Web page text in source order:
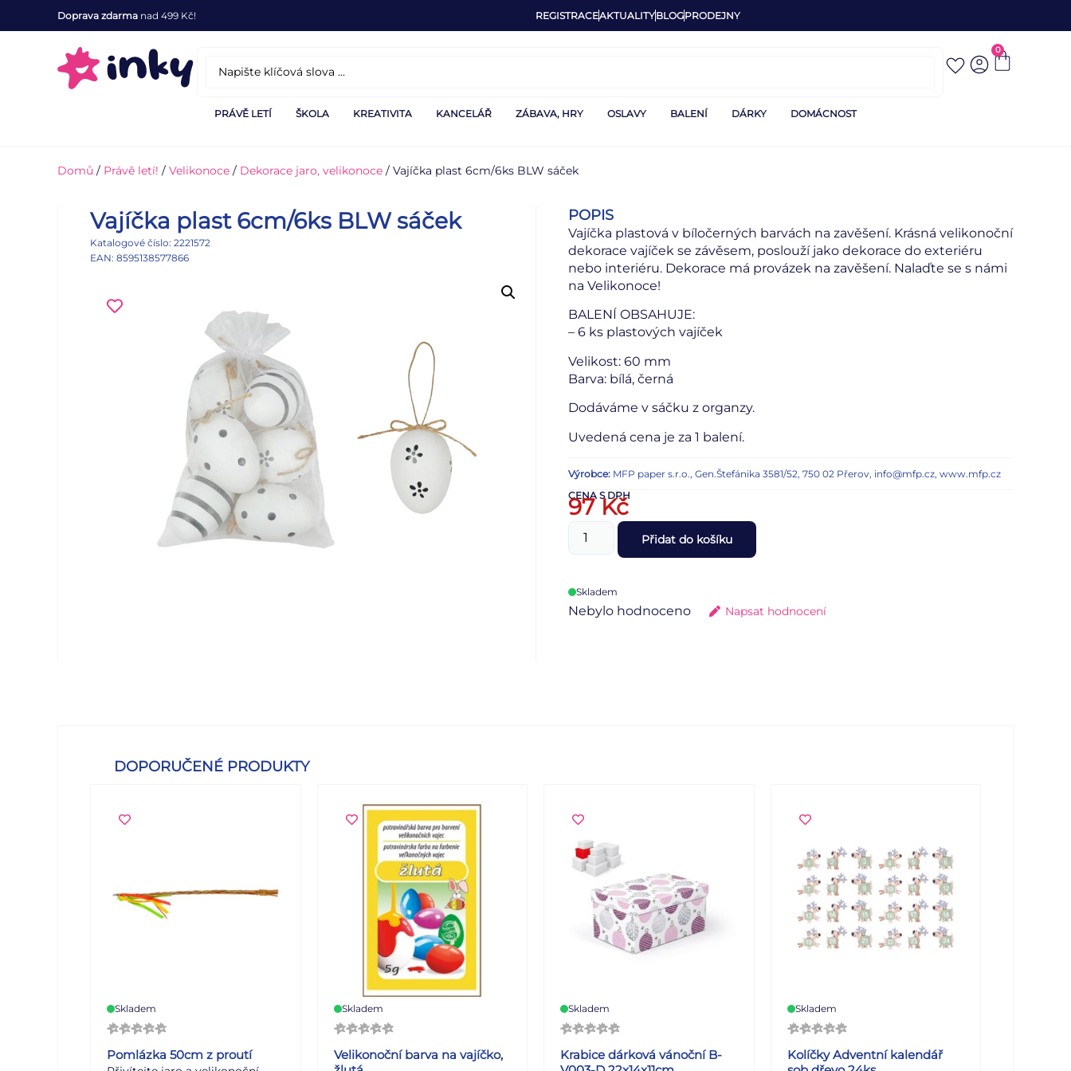
Doprava zdarma nad 499 Kč! REGISTRACEAKTUALITYBLOGPRODEJNY
0
PRÁVĚ LETÍ ŠKOLA KREATIVITA KANCELÁŘ ZÁBAVA, HRY OSLAVY BALENÍ DÁRKY DOMÁCNOST
Domů / Právě letí! / Velikonoce / Dekorace jaro, velikonoce / Vajíčka plast 6cm/6ks BLW sáček
Vajíčka plast 6cm/6ks BLW sáček
Katalogové číslo: 2221572
EAN: 8595138577866
POPIS
Vajíčka plastová v bíločerných barvách na zavěšení. Krásná velikonoční
dekorace vajíček se závěsem, poslouží jako dekorace do exteriéru
nebo interiéru. Dekorace má provázek na zavěšení. Nalaďte se s námi
na Velikonoce!
BALENÍ OBSAHUJE:
– 6 ks plastových vajíček
Velikost: 60 mm
Barva: bílá, černá
Dodáváme v sáčku z organzy.
Uvedená cena je za 1 balení.
Výrobce: MFP paper s.r.o., Gen.Štefánika 3581/52, 750 02 Přerov, info@mfp.cz, www.mfp.cz
CENA S DPH
97Kč
Přidat do košíku
Skladem
Nebylo hodnoceno Napsat hodnocení
DOPORUČENÉ PRODUKTY
Skladem
Pomlázka 50cm z proutí
Skladem
Velikonoční barva na vajíčko,
Skladem
Krabice dárková vánoční B-
Skladem
Kolíčky Adventní kalendář